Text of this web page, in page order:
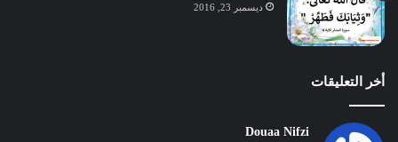
ديسمبر 23, 2016
أخر التعليقات
Douaa Nifzi